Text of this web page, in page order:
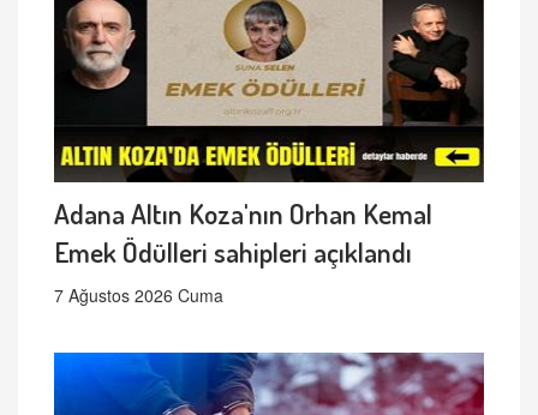
Adana Altın Koza'nın Orhan Kemal
Emek Ödülleri sahipleri açıklandı
7 Ağustos 2026 Cuma